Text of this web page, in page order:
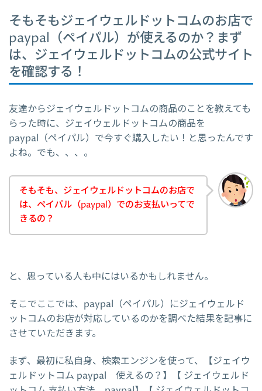
そもそもジェイウェルドットコムのお店で
paypal（ペイパル）が使えるのか？まず
は、ジェイウェルドットコムの公式サイト
を確認する！
友達からジェイウェルドットコムの商品のことを教えても
らった時に、ジェイウェルドットコムの商品を
paypal（ペイパル）で今すぐ購入したい！と思ったんです
よね。でも、、、。
そもそも、ジェイウェルドットコムのお店で
は、ペイパル（paypal）でのお支払いってで
きるの？
と、思っている人も中にはいるかもしれません。
そこでここでは、paypal（ペイパル）にジェイウェルド
ットコムのお店が対応しているのかを調べた結果を記事に
させていただきます。
まず、最初に私自身、検索エンジンを使って、【ジェイウ
ェルドットコム paypal 使えるの？】【 ジェイウェルド